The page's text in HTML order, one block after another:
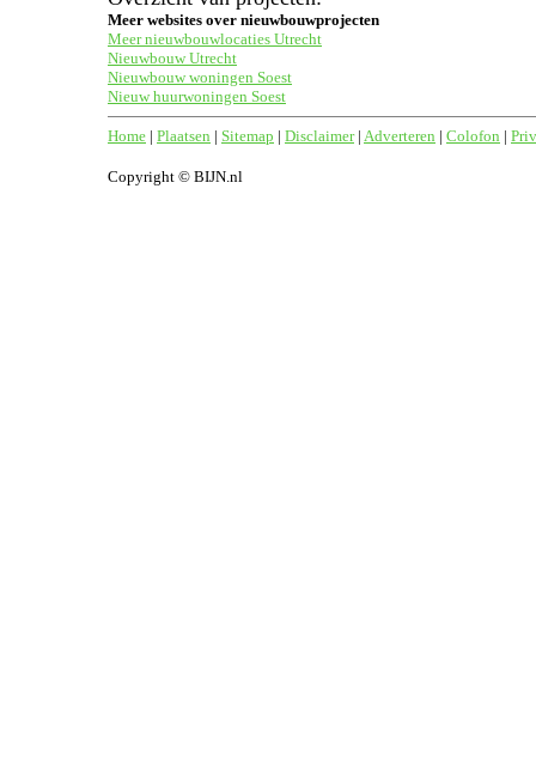
Meer websites over nieuwbouwprojecten
Meer nieuwbouwlocaties Utrecht
Nieuwbouw Utrecht
Nieuwbouw woningen Soest
Nieuw huurwoningen Soest
Home | Plaatsen | Sitemap | Disclaimer| Adverteren | Colofon |
Copyright © BIJN.nl